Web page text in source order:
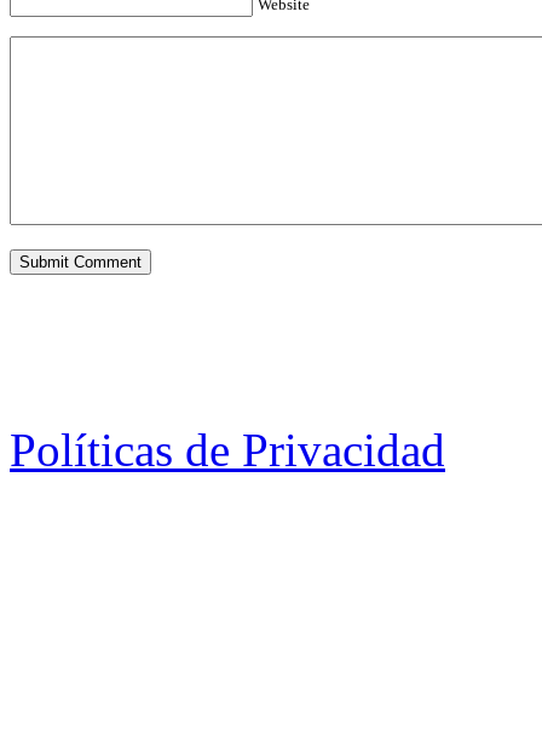
Website
Políticas de Privacidad